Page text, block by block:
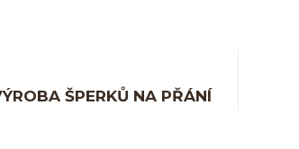
ŠPERKŮ NA PŘÁNÍ